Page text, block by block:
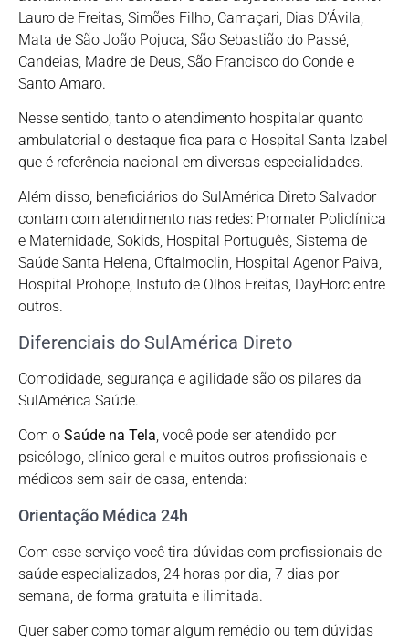
Lauro de Freitas, Simões Filho, Camaçari, Dias D’Ávila,
Mata de São João Pojuca, São Sebastião do Passé,
Candeias, Madre de Deus, São Francisco do Conde e
Santo Amaro.
Nesse sentido, tanto o atendimento hospitalar quanto
ambulatorial o destaque fica para o Hospital Santa Izabel
que é referência nacional em diversas especialidades.
Além disso, beneficiários do SulAmérica Direto Salvador
contam com atendimento nas redes: Promater Policlínica
e Maternidade, Sokids, Hospital Português, Sistema de
Saúde Santa Helena, Oftalmoclin, Hospital Agenor Paiva,
Hospital Prohope, Instuto de Olhos Freitas, DayHorc entre
outros.
Diferenciais do SulAmérica Direto
Comodidade, segurança e agilidade são os pilares da
SulAmérica Saúde.
Com o Saúde na Tela, você pode ser atendido por
psicólogo, clínico geral e muitos outros profissionais e
médicos sem sair de casa, entenda:
Orientação Médica 24h
Com esse serviço você tira dúvidas com profissionais de
saúde especializados, 24 horas por dia, 7 dias por
semana, de forma gratuita e ilimitada.
Quer saber como tomar algum remédio ou tem dúvidas